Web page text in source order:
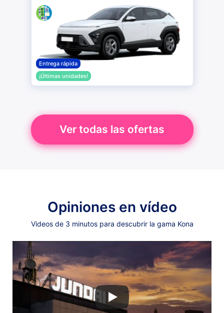
Entrega rápida
¡Últimas unidades!
Ver todas las ofertas
Opiniones en vídeo
Videos de 3 minutos para descubrir la gama Kona